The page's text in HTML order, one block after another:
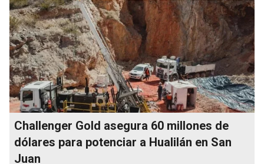
Challenger Gold asegura 60 millones de
dólares para potenciar a Hualilán en San
Juan